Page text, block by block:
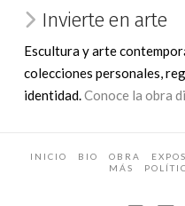
Invierte en arte
Escultura y arte
colecciones personales,
identidad.Conoce la obra
INICIO BIO OBRA
MÁS